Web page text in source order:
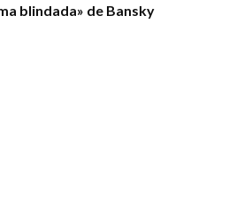
blindada» de Bansky